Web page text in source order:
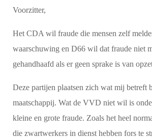
Voorzitter,
Het CDA wil fraude die mensen zelf
waarschuwing en D66 wil dat fraude niet
gehandhaafd als er geen sprake is van
Deze partijen plaatsen zich wat mij betreft
maatschappij. Wat de VVD niet wil is
kleine en grote fraude. Zoals het heel
die zwartwerkers in dienst hebben fors te